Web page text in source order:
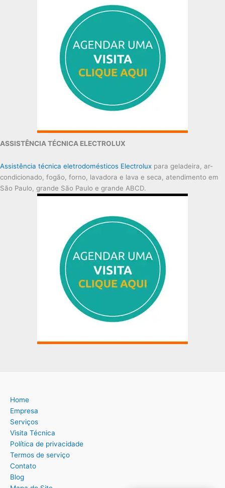
ASSISTÊNCIA TÉCNICA ELECTROLUX
Assistência técnica eletrodomésticos Electrolux para geladeira, ar-
condicionado, fogão, forno, lavadora e lava e seca, atendimento em
São Paulo, grande São Paulo e grande ABCD.
Home
Empresa
Serviços
Visita Técnica
Política de privacidade
Termos de serviço
Contato
Blog